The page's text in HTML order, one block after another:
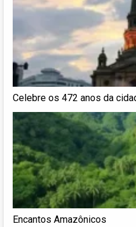
Celebre os 472 anos da
Encantos Amazônicos